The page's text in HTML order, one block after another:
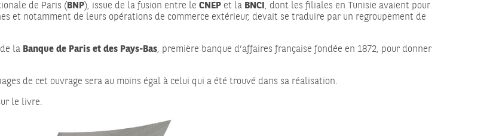
de Paris (BNP), issue de la fusion entre le CNEP et la BNCI, dont les filiales en Tunisie avaient pour
et notamment de leurs opérations de commerce extérieur, devait se traduire par un regroupement de
la Banque de Paris et des Pays-Bas, première banque d’affaires française fondée en 1872, pour donner
de cet ouvrage sera au moins égal à celui qui a été trouvé dans sa réalisation.
le livre.